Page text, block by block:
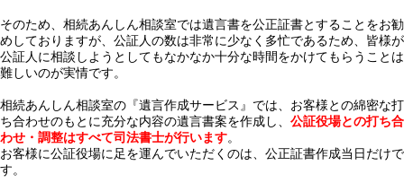
そのため、相続あんしん相談室では遺言書を公正証書とすることをお勧
めしておりますが、公証人の数は非常に少なく多忙であるため、皆様が
公証人に相談しようとしてもなかなか十分な時間をかけてもらうことは
難しいのが実情です。
相続あんしん相談室の『遺言作成サービス』では、お客様との綿密な打
ち合わせのもとに充分な内容の遺言書案を作成し、 公証役場との打ち合
わせ・調整はすべて司法書士が行います。
お客様に公証役場に足を運んでいただくのは、公正証書作成当日だけで
す。